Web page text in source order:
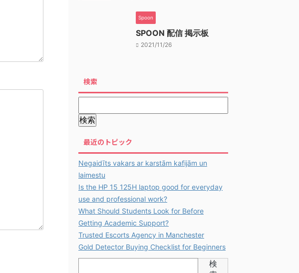
Spoon
SPOON 配信 掲示板
2021/11/26
検索
最近のトピック
Negaidīts vakars ar karstām kafijām un
laimestu
Is the HP 15 125H laptop good for everyday
use and professional work?
What Should Students Look for Before
Getting Academic Support?
Trusted Escorts Agency in Manchester
Gold Detector Buying Checklist for Beginners
検